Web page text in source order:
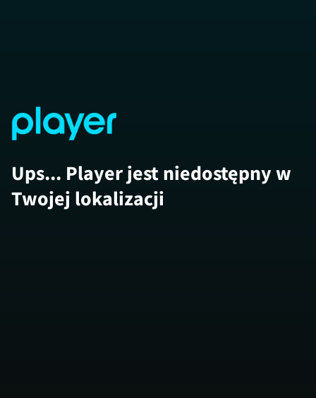
Ups... Player jest niedostępny w
Twojej lokalizacji